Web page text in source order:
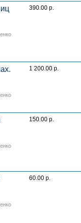
390.00 р.
1 200.00 р.
150.00 р.
60.00 р.